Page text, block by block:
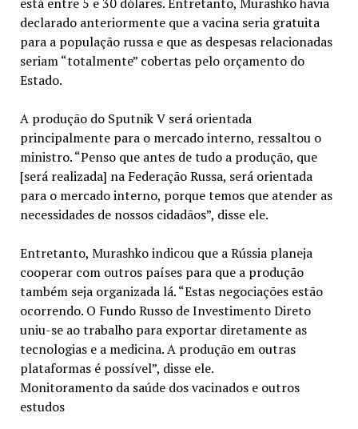
declarado anteriormente que a vacina seria gratuita
para a população russa e que as despesas relacionadas
seriam “totalmente” cobertas pelo orçamento do
Estado.
A produção do Sputnik V será orientada
principalmente para o mercado interno, ressaltou o
ministro. “Penso que antes de tudo a produção, que
[será realizada] na Federação Russa, será orientada
para o mercado interno, porque temos que atender as
necessidades de nossos cidadãos”, disse ele.
Entretanto, Murashko indicou que a Rússia planeja
cooperar com outros países para que a produção
também seja organizada lá. “Estas negociações estão
ocorrendo. O Fundo Russo de Investimento Direto
uniu-se ao trabalho para exportar diretamente as
tecnologias e a medicina. A produção em outras
plataformas é possível”, disse ele.
Monitoramento da saúde dos vacinados e outros
estudos